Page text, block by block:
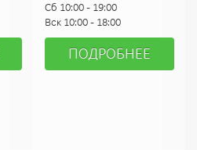
Сб 10:00 - 19:00
Вск 10:00 - 18:00
ПОДРОБНЕЕ